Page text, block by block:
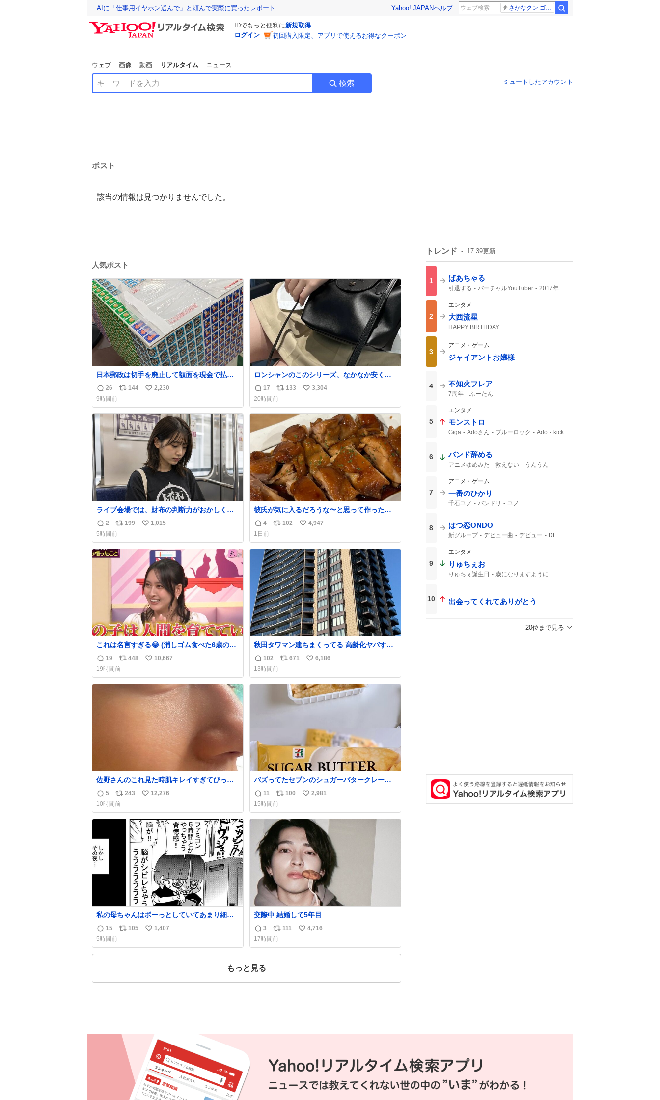
AIに「仕事用イヤホン選んで」と頼んで実際に買ったレポート Yahoo! JAPANヘルプ さかなクン ゴールデンタッグ
IDでもっと便利に新規取得
ログイン
初回購入限定、アプリで使えるお得なクーポン
ウェブ 画像 動画 リアルタイム ニュース
検索 ミュートしたアカウント
ポスト
該当の情報は見つかりませんでした。
人気ポスト
日本郵政は切手を廃止して額面を現金で払い
戻せ2026 #日本郵政 @JapanPostHD_PR
返
信
数
26
リ
ス
ト
数
144
い
ね
数
2,230
9時間前
ロンシャンのこのシリーズ、なかなか安くな
らないのにセール価格になってる🖤✨レザー
なのが反則級にかわいい。持ってるだけでコ
ーデが格上げされる。
返
信
数
17
リ
ポ
ス
ト
数
133
い
ね
数
3,304
20時間前
ライブ会場では、財布の判断力がおかしくな
る。
返
信
数
2
リ
ポ
ス
ト
数
199
い
ね
数
1,015
5時間前
彼氏が気に入るだろうな〜と思って作ったら
想像の何倍も美味しい美味しい言ってくれて
嬉しい
返
信
数
4
リ
ス
ト
数
102
い
ね
数
4,947
1日前
これは名言すぎる😂 (消しゴム食べた6歳の弟
を思い出しながら)
返
信
数
19
リ
ポ
ス
ト
448
い
ね
数
10,667
19時間前
秋田タワマン建ちまくってる 高齢化ヤバすぎ
て駅前にコンパクトシティつくって高齢者を
住ませる考えらしい 病院も全部駅前にある
返
信
数
102
リ
ス
数
671
い
ね
数
6,186
13時間前
佐野さんのこれ見た時肌キレイすぎてびっく
りしたし、やはりアイドルって体型･肌管理す
ごすぎる
返
信
数
5
リ
ポ
ス
243
い
ね
数
12,276
10時間前
バズってたセブンのシュガーバタークレープ
うますぎて7NOWで買い溜め🛒💭
返
信
数
11
リ
ポ
ス
ト
数
100
い
ね
数
2,981
15時間前
私の母ちゃんはボーっとしていてあまり細か
い事を気にしません。優秀な人の多い現代の
価値観から見ると、あまり優秀な母親ではな
いかもしれません。でも、だからこそ、私は
そういう母親が大好きです。今も昔もすごく
返
信
数
15
リ
ス
105
い
ね
1,407
5時間前
交際中 結婚して5年目
返
信
数
3
リ
ポ
ス
111
い
ね
4,716
17時間前
もっと見る
トレンド 17:39更新
1 ばあちゃる
引退する バーチャルYouTuber
2017年
2
エンタメ
大西流星
HAPPY BIRTHDAY
3
アニメ・ゲーム
ジャイアントお嬢様
4 不知火フレア
7周年 ふーたん
5
エンタメ
モンストロ
Giga Adoさん ブルーロック Ado kick
6 バンド辞める
アニメゆめみた 救えない うんうん
7
アニメ・ゲーム
一番のひかり
千石ユノ バンドリ ユノ
8 はつ恋ONDO
新グループ デビュー曲 デビュー DL
9
エンタメ
りゅちぇお
りゅちぇ誕生日 歳になりますように
10 出会ってくれてありがとう
20位まで見る